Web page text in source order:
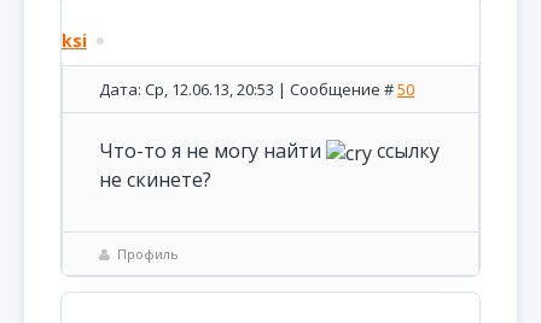
ksi
Дата: Ср, 12.06.13, 20:53 | Сообщение #50
Что-то я не могу найти
ссылку
не скинете?
Профиль